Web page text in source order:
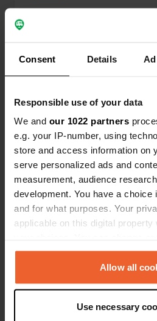
Consent Details
Responsible use of your data
We and our 1022 partners
e.g. your IP-number, using
store and access information on
serve personalized ads and
measurement, audience
development. You have a choice
and for what purposes. Your
applicable on this digital property
any time from the Cookie
the Privacy trigger icon.
Collect information about
Allow all
Use necessary
J'ai évalué un lieu—il y
L'endroit vaut le détour.
contrôle. Il en conduit un
personne. P. aux temples
l'heure après 3 heures.
la nuit. Le soir, vous
boulangerie. LA MER est
de plus
Traduit par Google Afficher
J'ai évalué un lieu—il y
Sitecode:57731
payé 23 euros aujourd'hui.
Traduit par Google Afficher